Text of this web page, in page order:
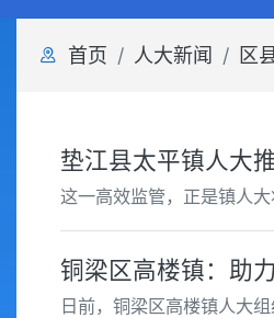
首页 人大新闻 区
垫江县太平镇人大
这一高效监管，正是镇人
铜梁区高楼镇：助
日前，铜梁区高楼镇人大